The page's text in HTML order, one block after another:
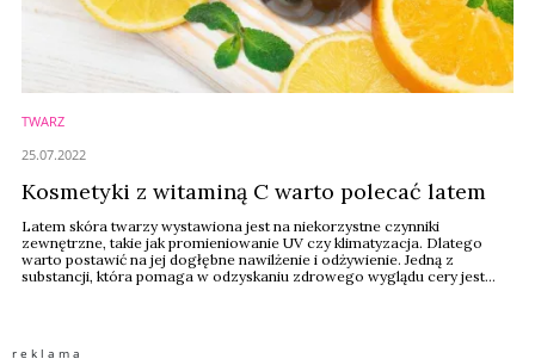
TWARZ
Kosmetyki z witaminą C warto polecać latem
Latem skóra twarzy wystawiona jest na niekorzystne czynniki
zewnętrzne, takie jak promieniowanie UV czy klimatyzacja. Dlatego
warto postawić na jej dogłębne nawilżenie i odżywienie. Jedną z
substancji, która pomaga w odzyskaniu zdrowego wyglądu cery jest
25.07.2022